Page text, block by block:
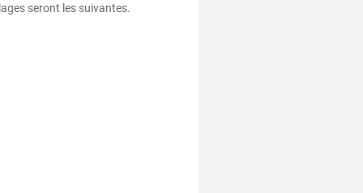
seront les suivantes.